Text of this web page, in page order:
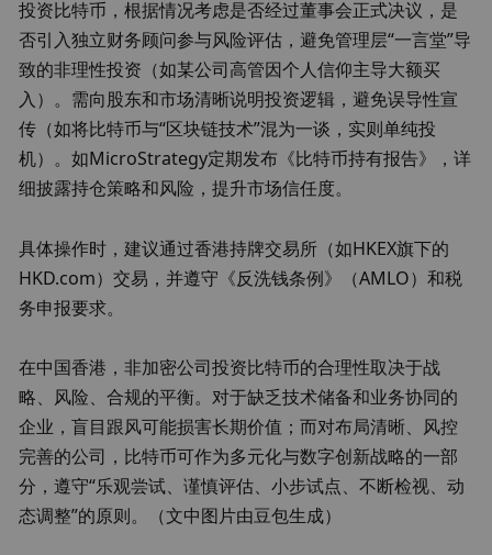
投资比特币，根据情况考虑是否经过董事会正式决议，是
否引入独立财务顾问参与风险评估，避免管理层“一言堂”导
致的非理性投资（如某公司高管因个人信仰主导大额买
入）。需向股东和市场清晰说明投资逻辑，避免误导性宣
传（如将比特币与“区块链技术”混为一谈，实则单纯投
机）。如MicroStrategy定期发布《比特币持有报告》，详
细披露持仓策略和风险，提升市场信任度。
具体操作时，建议通过香港持牌交易所（如HKEX旗下的
HKD.com）交易，并遵守《反洗钱条例》（AMLO）和税
务申报要求。
在中国香港，非加密公司投资比特币的合理性取决于战
略、风险、合规的平衡。对于缺乏技术储备和业务协同的
企业，盲目跟风可能损害长期价值；而对布局清晰、风控
完善的公司，比特币可作为多元化与数字创新战略的一部
分，遵守“乐观尝试、谨慎评估、小步试点、不断检视、动
态调整”的原则。（文中图片由豆包生成）